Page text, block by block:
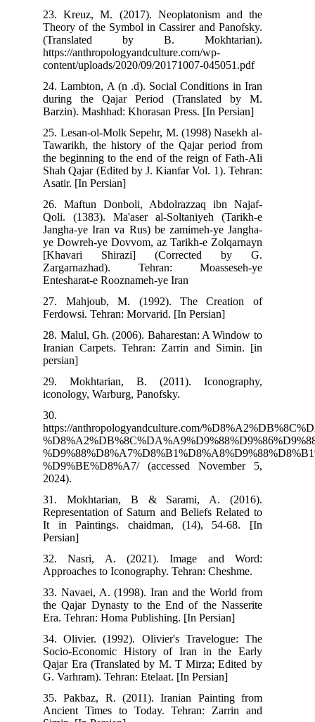
23. Kreuz, M. (2017). Neoplatonism and the
Theory of the Symbol in Cassirer and Panofsky.
(Translated by B. Mokhtarian).
https://anthropologyandculture.com/wp-
content/uploads/2020/09/20171007-045051.pdf
24. Lambton, A (n .d). Social Conditions in Iran
during the Qajar Period (Translated by M.
Barzin). Mashhad: Khorasan Press. [In Persian]
25. Lesan-ol-Molk Sepehr, M. (1998) Nasekh al-
Tawarikh, the history of the Qajar period from
the beginning to the end of the reign of Fath-Ali
Shah Qajar (Edited by J. Kianfar Vol. 1). Tehran:
Asatir. [In Persian]
26. Maftun Donboli, Abdolrazzaq ibn Najaf-
Qoli. (1383). Ma'aser al-Soltaniyeh (Tarikh-e
Jangha-ye Iran va Rus) be zamimeh-ye Jangha-
ye Dowreh-ye Dovvom, az Tarikh-e Zolqarnayn
[Khavari Shirazi] (Corrected by G.
Zargarnazhad). Tehran: Moasseseh-ye
Entesharat-e Rooznameh-ye Iran
27. Mahjoub, M. (1992). The Creation of
Ferdowsi. Tehran: Morvarid. [In Persian]
28. Malul, Gh. (2006). Baharestan: A Window to
Iranian Carpets. Tehran: Zarrin and Simin. [in
29. Mokhtarian, B. (2011). Iconography,
iconology, Warburg, Panofsky.
https://anthropologyandculture.com/
%D9%BE%D8%A7/ (accessed November 5,
31. Mokhtarian, B & Sarami, A. (2016).
Representation of Saturn and Beliefs Related to
It in Paintings. chaidman, (14), 54-68. [In
32. Nasri, A. (2021). Image and Word:
Approaches to Iconography. Tehran: Cheshme.
33. Navaei, A. (1998). Iran and the World from
the Qajar Dynasty to the End of the Nasserite
Era. Tehran: Homa Publishing. [In Persian]
34. Olivier. (1992). Olivier's Travelogue: The
Socio-Economic History of Iran in the Early
Qajar Era (Translated by M. T Mirza; Edited by
G. Varhram). Tehran: Etelaat. [In Persian]
35. Pakbaz, R. (2011). Iranian Painting from
Ancient Times to Today. Tehran: Zarrin and